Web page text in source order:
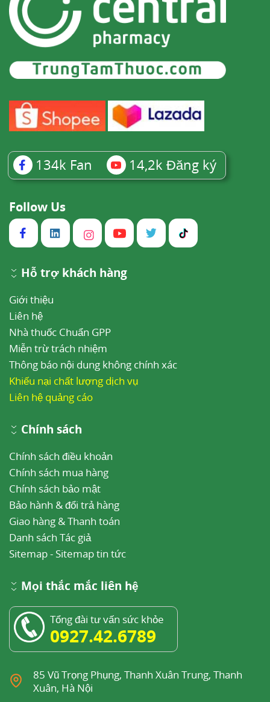
134k Fan 14,2k Đăng ký
Follow Us
Hỗ trợ khách hàng
Giới thiệu
Liên hệ
Nhà thuốc Chuẩn GPP
Miễn trừ trách nhiệm
Thông báo nội dung không chính xác
Khiếu nại chất lượng dịch vụ
Liên hệ quảng cáo
Chính sách
Chính sách điều khoản
Chính sách mua hàng
Chính sách bảo mật
Bảo hành & đổi trả hàng
Giao hàng & Thanh toán
Danh sách Tác giả
Sitemap- Sitemap tin tức
Mọi thắc mắc liên hệ
Tổng đài tư vấn sức khỏe
0927.42.6789
85 Vũ Trọng Phụng, Thanh Xuân Trung, Thanh
Xuân, Hà Nội